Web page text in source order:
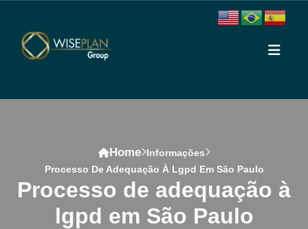
Home Informações
Processo De Adequação À Lgpd Em São Paulo
processo de adequação à
lgpd em São Paulo